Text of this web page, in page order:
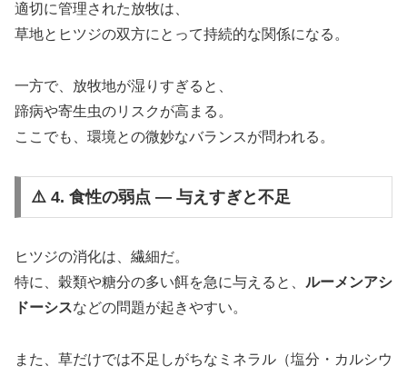
適切に管理された放牧は、
草地とヒツジの双方にとって持続的な関係になる。
一方で、放牧地が湿りすぎると、
蹄病や寄生虫のリスクが高まる。
ここでも、環境との微妙なバランスが問われる。
⚠️ 4. 食性の弱点 ― 与えすぎと不足
ヒツジの消化は、繊細だ。
特に、穀類や糖分の多い餌を急に与えると、 ルーメンアシ
ドーシスなどの問題が起きやすい。
また、草だけでは不足しがちなミネラル（塩分・カルシウ